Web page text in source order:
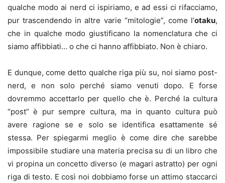
qualche modo ai nerd ci ispiriamo, e ad essi ci rifacciamo,
pur trascendendo in altre varie “mitologie”, come l’otaku,
che in qualche modo giustificano la nomenclatura che ci
siamo affibbiati… o che ci hanno affibbiato. Non è chiaro.
E dunque, come detto qualche riga più su, noi siamo post-
nerd, e non solo perché siamo venuti dopo. E forse
dovremmo accettarlo per quello che è. Perché la cultura
“post” è pur sempre cultura, ma in quanto cultura può
avere ragione se e solo se identifica esattamente sé
stessa. Per spiegarmi meglio è come dire che sarebbe
impossibile studiare una materia precisa su di un libro che
vi propina un concetto diverso (e magari astratto) per ogni
riga di testo. E così noi dobbiamo forse un attimo staccarci